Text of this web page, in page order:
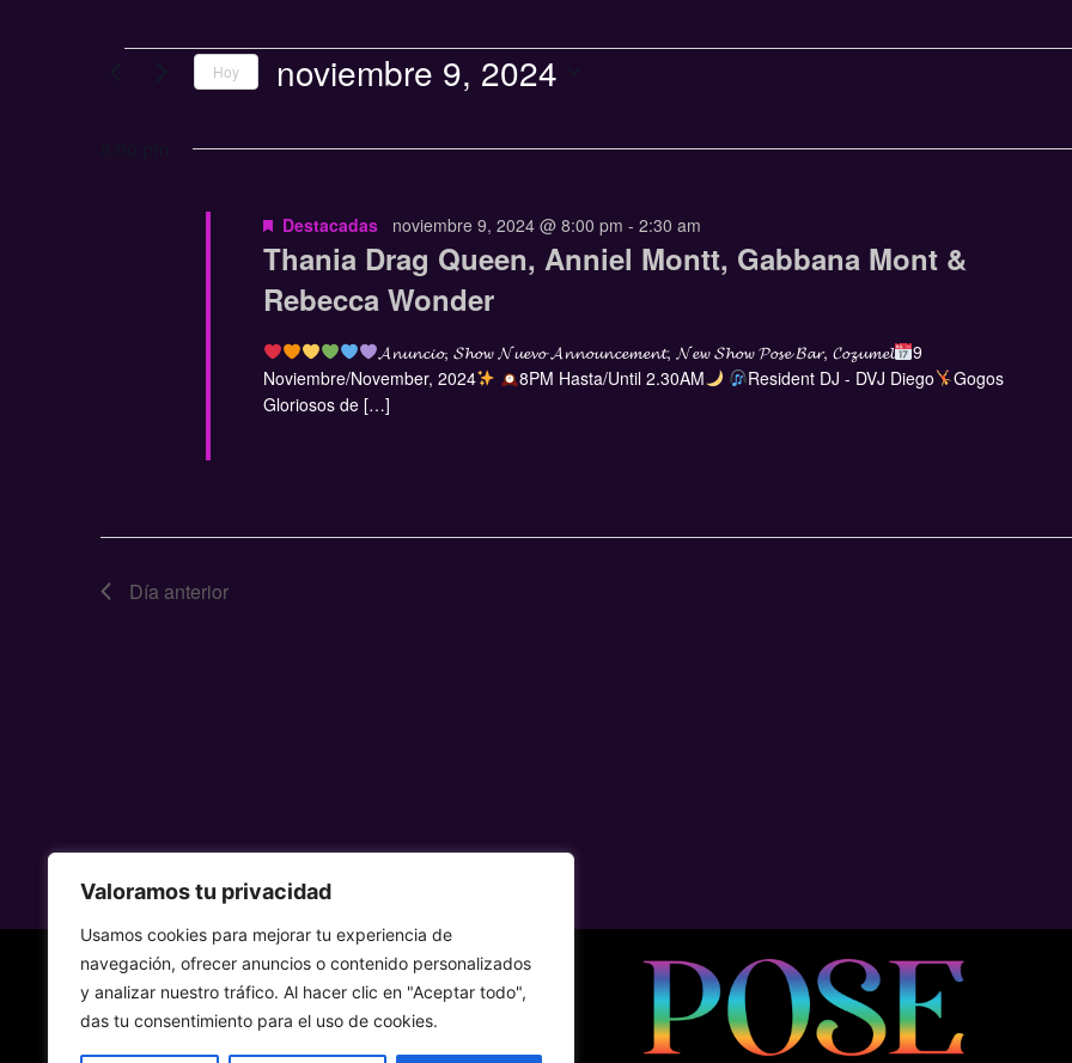
Valoramos tu privacidad
Usamos cookies para mejorar tu experiencia de
navegación, ofrecer anuncios o contenido personalizados
y analizar nuestro tráfico. Al hacer clic en "Aceptar todo",
das tu consentimiento para el uso de cookies.
Hoy noviembre 9, 2024
Thania Drag Queen, Anniel Montt, Gabbana Mont &
Rebecca Wonder
Destacadas noviembre 9, 2024 @ 8:00 pm - 2:30 am
𝓐𝓷𝓾𝓷𝓬𝓲𝓸, 𝓢𝓱𝓸𝔀 𝓝𝓾𝓮𝓿𝓸 𝓐𝓷𝓷𝓸𝓾𝓷𝓬𝓮𝓶𝓮𝓷𝓽, 𝓝𝓮𝔀 𝓢𝓱𝓸𝔀 𝓟𝓸𝓼𝓮 𝓑𝓪𝓻, 𝓒𝓸𝔃𝓾𝓶𝓮𝓵
9
Noviembre/November, 2024
8PM Hasta/Until 2.30AM Resident DJ - DVJ Diego
Gogos
Gloriosos de […]
Día anterior